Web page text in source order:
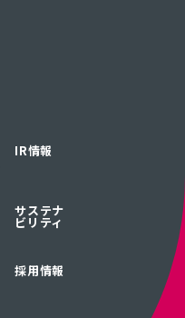
IR情報
サステナ
ビリティ
採用情報